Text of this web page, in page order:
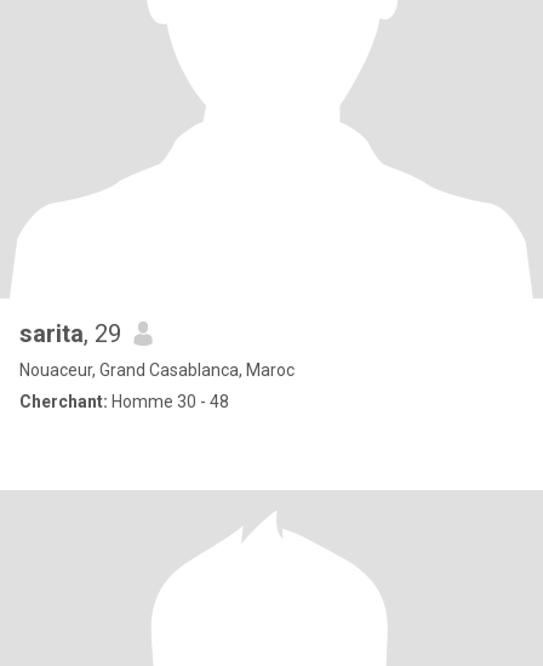
sarita, 29
Nouaceur, Grand Casablanca, Maroc
Cherchant: Homme 30 - 48